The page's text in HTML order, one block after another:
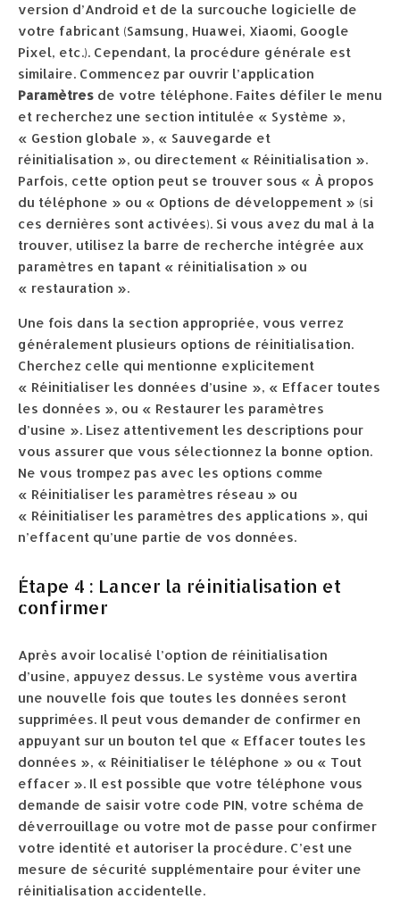
version d’Android et de la surcouche logicielle de
votre fabricant (Samsung, Huawei, Xiaomi, Google
Pixel, etc.). Cependant, la procédure générale est
similaire. Commencez par ouvrir l’application
Paramètres de votre téléphone. Faites défiler le menu
et recherchez une section intitulée « Système »,
« Gestion globale », « Sauvegarde et
réinitialisation », ou directement « Réinitialisation ».
Parfois, cette option peut se trouver sous « À propos
du téléphone » ou « Options de développement » (si
ces dernières sont activées). Si vous avez du mal à la
trouver, utilisez la barre de recherche intégrée aux
paramètres en tapant « réinitialisation » ou
« restauration ».
Une fois dans la section appropriée, vous verrez
généralement plusieurs options de réinitialisation.
Cherchez celle qui mentionne explicitement
« Réinitialiser les données d’usine », « Effacer toutes
les données », ou « Restaurer les paramètres
d’usine ». Lisez attentivement les descriptions pour
vous assurer que vous sélectionnez la bonne option.
Ne vous trompez pas avec les options comme
« Réinitialiser les paramètres réseau » ou
« Réinitialiser les paramètres des applications », qui
n’effacent qu’une partie de vos données.
Étape 4 : Lancer la réinitialisation et
confirmer
Après avoir localisé l’option de réinitialisation
d’usine, appuyez dessus. Le système vous avertira
une nouvelle fois que toutes les données seront
supprimées. Il peut vous demander de confirmer en
appuyant sur un bouton tel que « Effacer toutes les
données », « Réinitialiser le téléphone » ou « Tout
effacer ». Il est possible que votre téléphone vous
demande de saisir votre code PIN, votre schéma de
déverrouillage ou votre mot de passe pour confirmer
votre identité et autoriser la procédure. C’est une
mesure de sécurité supplémentaire pour éviter une
réinitialisation accidentelle.